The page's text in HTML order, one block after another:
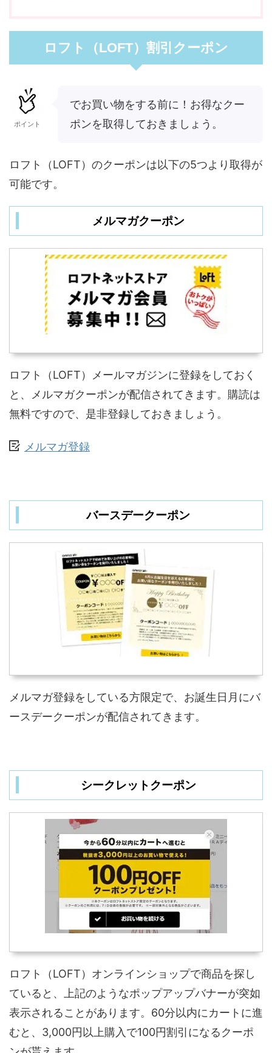
ロフト（LOFT）割引クーポン
ポイント
でお買い物をする前に！お得なクー
ポンを取得しておきましょう。
ロフト（LOFT）のクーポンは以下の5つより取得が
可能です。
メルマガクーポン
ロフト（LOFT）メールマガジンに登録をしておく
と、メルマガクーポンが配信されてきます。購読は
無料ですので、是非登録しておきましょう。
メルマガ登録
バースデークーポン
メルマガ登録をしている方限定で、お誕生日月にバ
ースデークーポンが配信されてきます。
シークレットクーポン
ロフト（LOFT）オンラインショップで商品を探し
ていると、上記のようなポップアップバナーが突如
表示されることがあります。60分以内にカートに進
むと、3,000円以上購入で100円割引になるクーポ